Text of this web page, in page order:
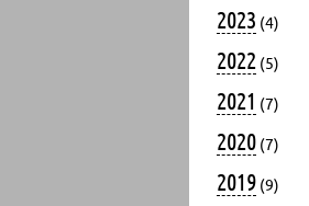
2023 (4)
2022 (5)
2021 (7)
2020 (7)
2019 (9)